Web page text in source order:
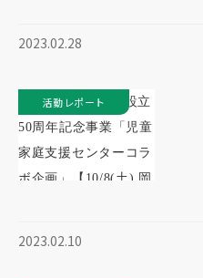
2023.02.28
2023.02.10
活動レポート